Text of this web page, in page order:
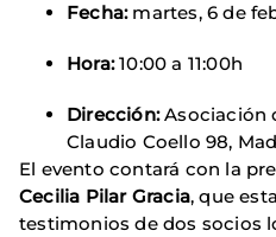
Fecha: martes, 6 de
Hora:10:00 a 11:00h
Dirección:Asociación
Claudio Coello 98,
El evento contará con la
Cecilia Pilar Gracia, que
testimonios de dos socios